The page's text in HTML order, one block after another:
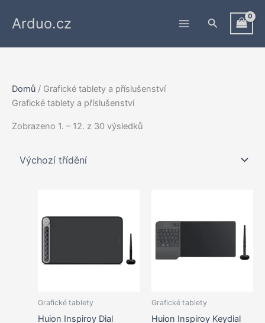
Arduo.cz Hledat
Domů / Grafické tablety a příslušenství
Grafické tablety a příslušenství
Zobrazeno 1. – 12. z 30 výsledků
Grafické tablety
Huion Inspiroy Dial
Grafické tablety
Huion Inspiroy Keydial